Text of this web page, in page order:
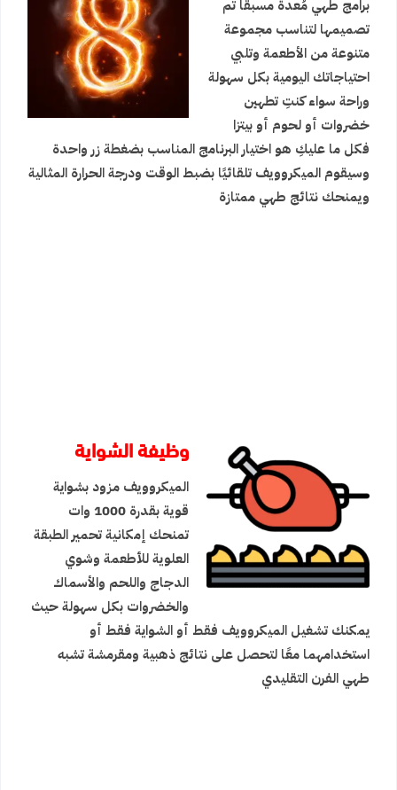
برامج طهي مُعدة مسبقًا تم
تصميمها لتناسب مجموعة
متنوعة من الأطعمة وتلبي
احتياجاتك اليومية بكل سهولة
وراحة سواء كنتِ تطهين
خضروات أو لحوم أو بيتزا
فكل ما عليكِ هو اختيار البرنامج المناسب بضغطة زر واحدة
وسيقوم الميكروويف تلقائيًا بضبط الوقت ودرجة الحرارة المثالية
ويمنحك نتائج طهي ممتازة
وظيفة الشواية
الميكروويف مزود بشواية
قوية بقدرة 1000 وات
تمنحك إمكانية تحمير الطبقة
العلوية للأطعمة وشوي
الدجاج واللحم والأسماك
والخضروات بكل سهولة حيث
يمكنك تشغيل الميكروويف فقط أو الشواية فقط أو
استخدامهما معًا لتحصل على نتائج ذهبية ومقرمشة تشبه
طهي الفرن التقليدي